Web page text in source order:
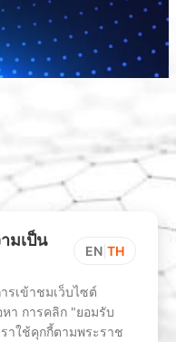
มเป็น
EN TH
รเข้าชมเว็บไซต์
า การคลิก "ยอมรับ
าใช้คุกกี้ตามพระราช